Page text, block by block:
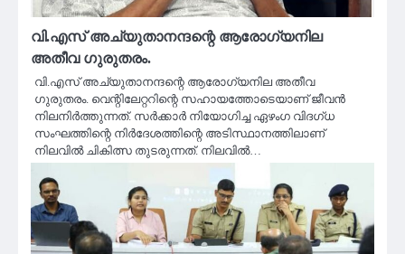
വി.എസ് അച്യുതാനന്ദന്റെ ആരോഗ്യനില
അതീവ ഗുരുതരം.
വി.എസ് അച്യുതാനന്ദന്റെ ആരോഗ്യനില അതീവ
ഗുരുതരം. വെന്റിലേറ്ററിന്റെ സഹായത്തോടെയാണ് ജീവൻ
നിലനിർത്തുന്നത്. സർക്കാർ നിയോഗിച്ച ഏഴംഗ വിദഗ്ധ
സംഘത്തിന്റെ നിർദേശത്തിന്റെ അടിസ്ഥാനത്തിലാണ്
നിലവിൽ ചികിത്സ തുടരുന്നത്. നിലവിൽ…